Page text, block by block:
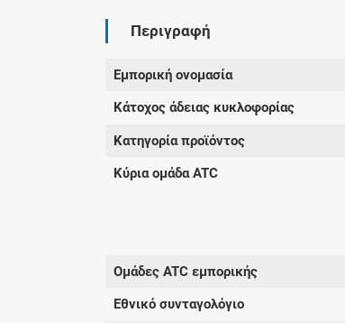
Περιγραφή
Εμπορική ονομασία
Κάτοχος άδειας κυκλοφορίας
Κατηγορία προϊόντος
Κύρια ομάδα ATC
Ομάδες ATC εμπορικής
Εθνικό συνταγολόγιο